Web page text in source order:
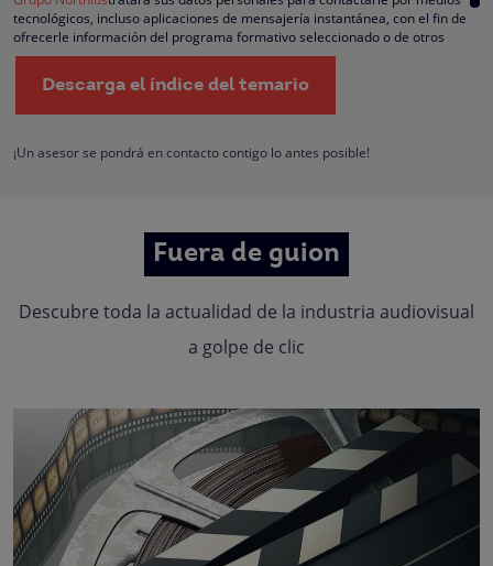
tecnológicos, incluso aplicaciones de mensajería instantánea, con el fin de
ofrecerle información del programa formativo seleccionado o de otros
directamente relacionados con el interés manifestado y, en su caso, para
tramitar la contratación correspondiente. Compartiremos su solicitud con las
empresas que conforman elGrupo Northius, con el objeto de que estas
hacerle llegar la mejor oferta de productos y servicios de acuerdo a su
oposición, limitación, tal y como se explica en laPolítica de Privacidad
Descarga el índice del temario
¡Un asesor se pondrá en contacto contigo lo antes posible!
Fuera de guion
Descubre toda la actualidad de la industria audiovisual
a golpe de clic